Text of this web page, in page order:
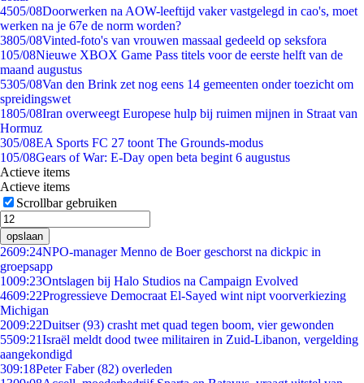
4505/08Doorwerken na AOW-leeftijd vaker vastgelegd in cao's, moet
werken na je 67e de norm worden?
3805/08Vinted-foto's van vrouwen massaal gedeeld op seksfora
105/08Nieuwe XBOX Game Pass titels voor de eerste helft van de
maand augustus
5305/08Van den Brink zet nog eens 14 gemeenten onder toezicht om
spreidingswet
1805/08Iran overweegt Europese hulp bij ruimen mijnen in Straat van
Hormuz
305/08EA Sports FC 27 toont The Grounds-modus
105/08Gears of War: E-Day open beta begint 6 augustus
Actieve items
Actieve items
Scrollbar gebruiken
opslaan
2609:24NPO-manager Menno de Boer geschorst na dickpic in
groepsapp
1009:23Ontslagen bij Halo Studios na Campaign Evolved
4609:22Progressieve Democraat El-Sayed wint nipt voorverkiezing
Michigan
2009:22Duitser (93) crasht met quad tegen boom, vier gewonden
5509:21Israël meldt dood twee militairen in Zuid-Libanon, vergelding
aangekondigd
309:18Peter Faber (82) overleden